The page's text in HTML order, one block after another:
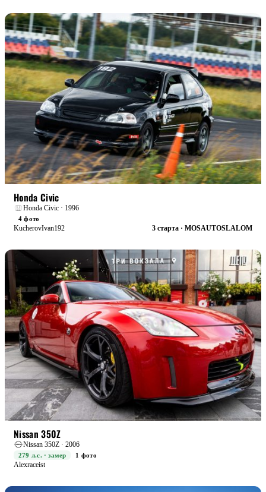
Honda Civic
Honda Civic · 1996
4 фото
KucherovIvan192
3 старта · MOSAUTOSLALOM
Nissan 350Z
Nissan 350Z · 2006
279 л.с. · замер
1 фото
Alexraceist